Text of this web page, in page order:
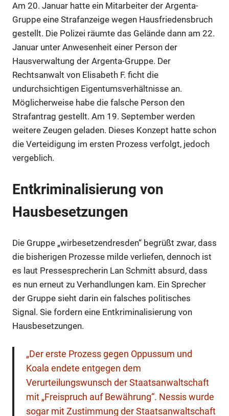
Anzeige
Anzeige
Am 20. Januar hatte ein Mitarbeiter der Argenta-
Gruppe eine Strafanzeige wegen Hausfriedensbruch
gestellt. Die Polizei räumte das Gelände dann am 22.
Januar unter Anwesenheit einer Person der
Hausverwaltung der Argenta-Gruppe. Der
Rechtsanwalt von Elisabeth F. ficht die
undurchsichtigen Eigentumsverhältnisse an.
Möglicherweise habe die falsche Person den
Strafantrag gestellt. Am 19. September werden
weitere Zeugen geladen. Dieses Konzept hatte schon
die Verteidigung im ersten Prozess verfolgt, jedoch
vergeblich.
Entkriminalisierung von
Hausbesetzungen
Die Gruppe „wirbesetzendresden“ begrüßt zwar, dass
die bisherigen Prozesse milde verliefen, dennoch ist
es laut Pressesprecherin Lan Schmitt absurd, dass
es nun erneut zu Verhandlungen kam. Ein Sprecher
der Gruppe sieht darin ein falsches politisches
Signal. Sie fordern eine Entkriminalisierung von
Hausbesetzungen.
„Der erste Prozess gegen Oppussum und
Koala endete entgegen dem
Verurteilungswunsch der Staatsanwaltschaft
mit „Freispruch auf Bewährung“. Nessis wurde
sogar mit Zustimmung der Staatsanwaltschaft